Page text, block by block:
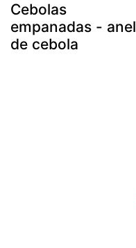
Cebolas
empanadas - anel
de cebola